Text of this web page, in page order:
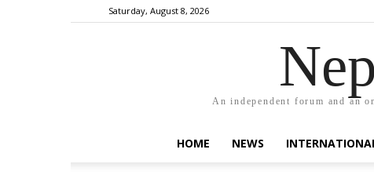
Saturday, August 8, 2026
An independent forum and an
HOME NEWS